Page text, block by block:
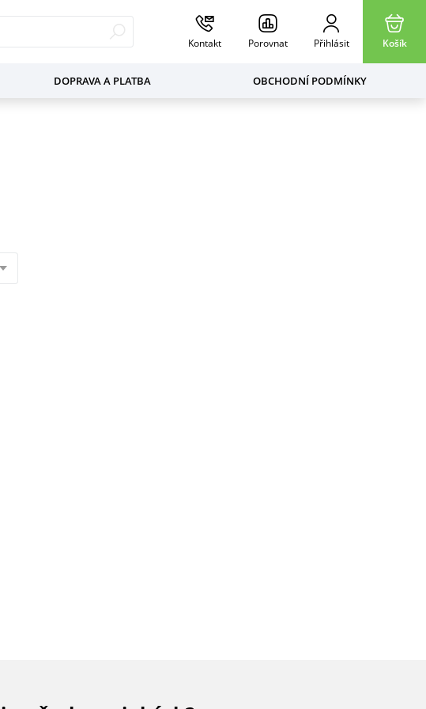
Kontakt Porovnat Přihlásit Košík
DOPRAVA A PLATBA OBCHODNÍ PODMÍNKY